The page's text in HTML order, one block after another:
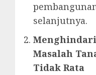
selanjutnya.
Menghindari
Masalah
Tidak Rata